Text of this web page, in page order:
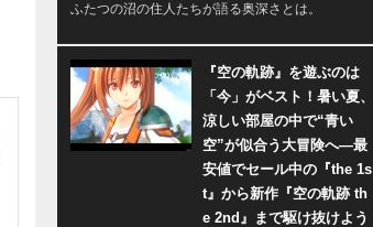
ふたつの沼の住人たちが語る奥深さとは。
『空の軌跡』を遊ぶのは
「今」がベスト！暑い夏、
涼しい部屋の中で“青い
空”が似合う大冒険へ―最
安値でセール中の『the 1s
t』から新作『空の軌跡 th
e 2nd』まで駆け抜けよう